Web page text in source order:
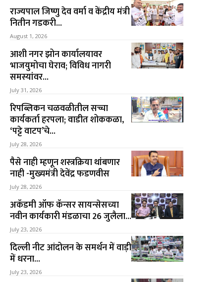
राज्यपाल जिष्णु देव वर्मा व केंद्रीय मंत्री
नितीन गडकरी...
August 1, 2026
आशी नगर झोन कार्यालयावर
भाजयुमोचा घेराव; विविध नागरी
समस्यांवर...
July 31, 2026
रिपब्लिकन चळवळीतील सच्चा
कार्यकर्ता हरपला; वाडीत शोककळा,
‘पट्टे वाटप’चे...
July 28, 2026
पैसे नाही म्हणून शस्त्रक्रिया थांबणार
नाही -मुख्यमंत्री देवेंद्र फडणवीस
July 28, 2026
अकॅडमी ऑफ कॅन्सर सायन्सेसच्या
नवीन कार्यकारी मंडळाचा 26 जुलैला...
July 23, 2026
दिल्ली नीट आंदोलन के समर्थन में वाड़ी
में धरना...
July 23, 2026